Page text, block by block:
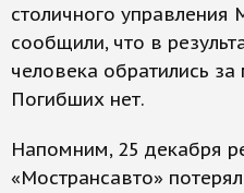
столичного управления
сообщили, что в
человека обратились
Погибших нет.
Напомним, 25 декабря
«Мострансавто»